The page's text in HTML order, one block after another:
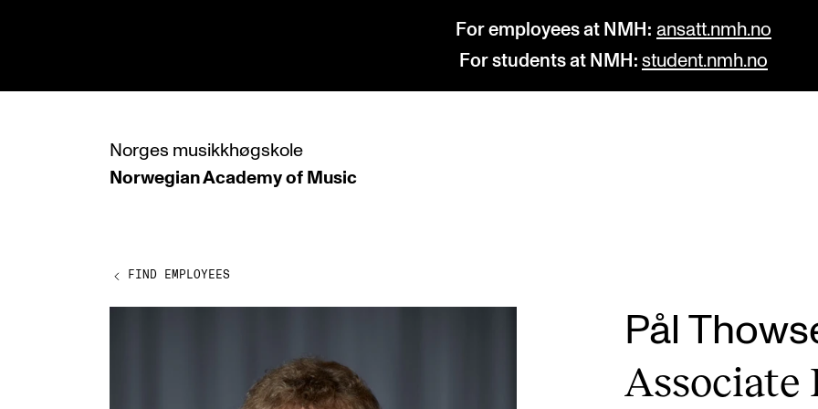
For employees at NMH: ansatt.nmh.no
For students at NMH: student.nmh.no
Norges musikkhøgskole
Norwegian Academy of Music
PROGRAMMES
Undergraduate Programmes
Graduate Programmes The Library
Departments and Disciplines
FIND EMPLOYEES
Pål
Asso­ci­ate